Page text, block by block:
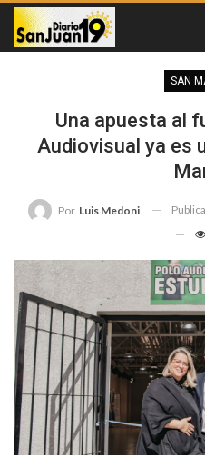
SAN
Una apuesta al
Audiovisual ya es
Por Luis Medoni